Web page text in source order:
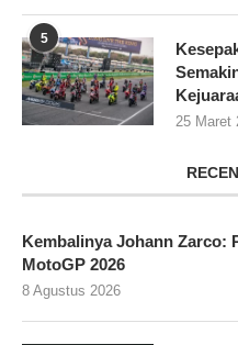
5
25 Maret
Kembalinya Johann Zarco:
MotoGP 2026
8 Agustus 2026